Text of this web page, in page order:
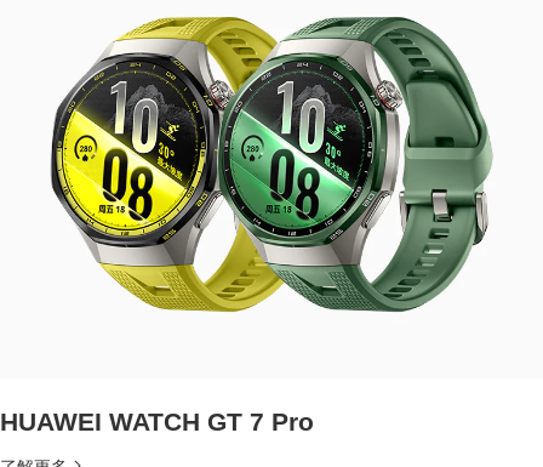
HUAWEI WATCH GT 7 Pro